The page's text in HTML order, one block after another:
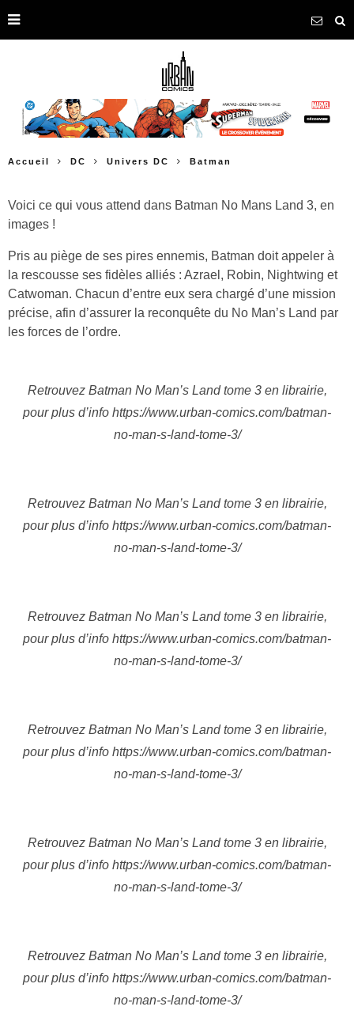
Accueil DC Univers DC Batman
Voici ce qui vous attend dans Batman No Mans Land 3, en
images !
Pris au piège de ses pires ennemis, Batman doit appeler à
la rescousse ses fidèles alliés : Azrael, Robin, Nightwing et
Catwoman. Chacun d’entre eux sera chargé d’une mission
précise, afin d’assurer la reconquête du No Man’s Land par
les forces de l’ordre.
Retrouvez Batman No Man’s Land tome 3 en librairie,
pour plus d’info https://www.urban-comics.com/batman-
no-man-s-land-tome-3/
Retrouvez Batman No Man’s Land tome 3 en librairie,
pour plus d’info https://www.urban-comics.com/batman-
no-man-s-land-tome-3/
Retrouvez Batman No Man’s Land tome 3 en librairie,
pour plus d’info https://www.urban-comics.com/batman-
no-man-s-land-tome-3/
Retrouvez Batman No Man’s Land tome 3 en librairie,
pour plus d’info https://www.urban-comics.com/batman-
no-man-s-land-tome-3/
Retrouvez Batman No Man’s Land tome 3 en librairie,
pour plus d’info https://www.urban-comics.com/batman-
no-man-s-land-tome-3/
Retrouvez Batman No Man’s Land tome 3 en librairie,
pour plus d’info https://www.urban-comics.com/batman-
no-man-s-land-tome-3/